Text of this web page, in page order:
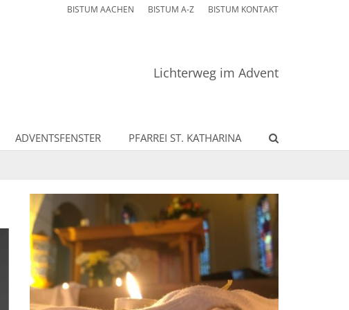
BISTUM AACHEN BISTUM A-Z BISTUM KONTAKT
Lichterweg im Advent
ADVENTSFENSTER PFARREI ST. KATHARINA